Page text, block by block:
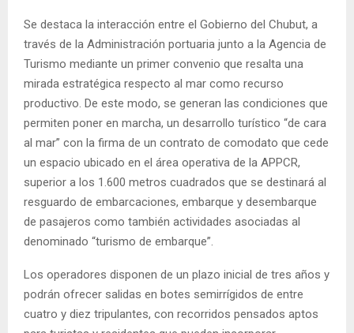
Se destaca la interacción entre el Gobierno del Chubut, a
través de la Administración portuaria junto a la Agencia de
Turismo mediante un primer convenio que resalta una
mirada estratégica respecto al mar como recurso
productivo. De este modo, se generan las condiciones que
permiten poner en marcha, un desarrollo turístico “de cara
al mar” con la firma de un contrato de comodato que cede
un espacio ubicado en el área operativa de la APPCR,
superior a los 1.600 metros cuadrados que se destinará al
resguardo de embarcaciones, embarque y desembarque
de pasajeros como también actividades asociadas al
denominado “turismo de embarque”.
Los operadores disponen de un plazo inicial de tres años y
podrán ofrecer salidas en botes semirrígidos de entre
cuatro y diez tripulantes, con recorridos pensados aptos